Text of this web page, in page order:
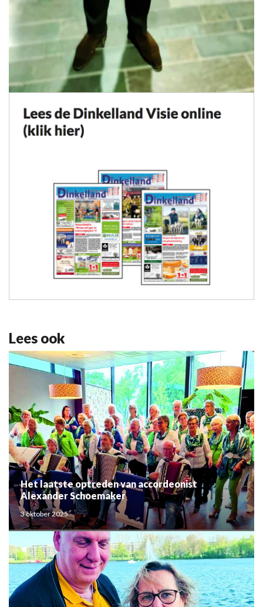
Lees ook
Het laatste optreden van accordeonist
Alexander Schoemaker
3 oktober 2025